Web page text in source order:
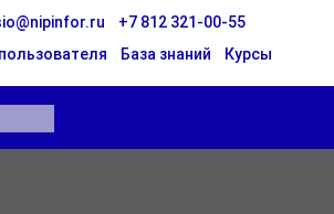
+7 812 321-00-55
База знаний Курсы